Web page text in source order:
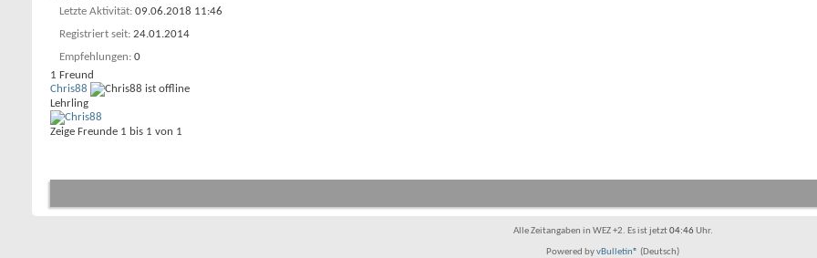
Letzte Aktivität 09.06.2018 11:46
Registriert seit 24.01.2014
Empfehlungen 0
1 Freund
Chris88
Lehrling
Zeige Freunde 1 bis 1 von 1
Alle Zeitangaben in WEZ +2. Es ist jetzt04:46Uhr.
Powered byvBulletin® (Deutsch)